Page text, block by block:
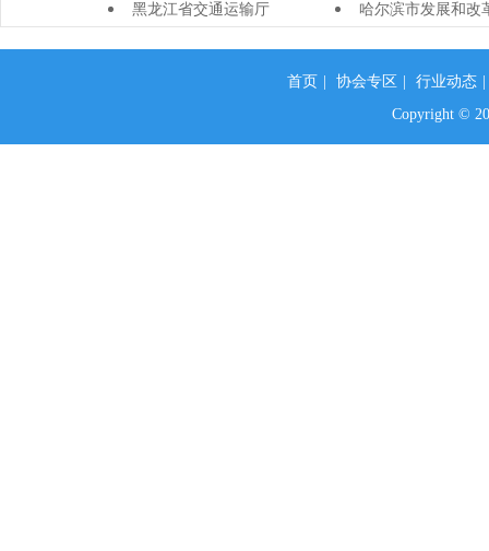
黑龙江省交通运输厅 哈尔滨市发展和改
首页 协会专区 行业动态
Copyright ©